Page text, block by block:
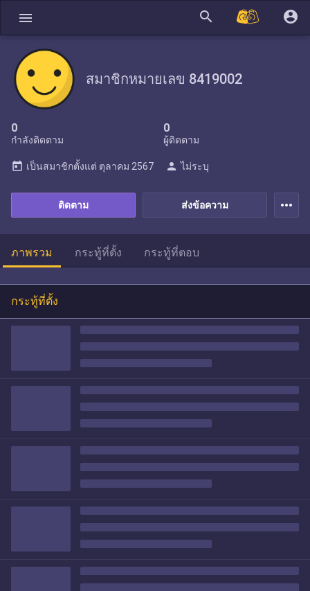
menu search account_circle
สมาชิกหมายเลข 8419002
0
กำลังติดตาม
0
ผู้ติดตาม
ส่งข้อความ
ติดตาม
today เป็นสมาชิกตั้งแต่ ตุลาคม 2567 person ไม่ระบุ
more_horiz
ภาพรวม กระทู้ที่ตั้ง กระทู้ที่ตอบ
กระทู้ที่ตั้ง